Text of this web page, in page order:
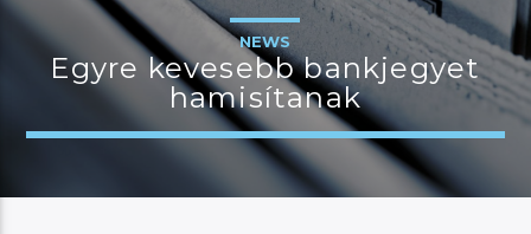
JELENLEGI MŰSOR
MANNA HITS
NEWS
Egyre kevesebb bankjegyet
hamisítanak